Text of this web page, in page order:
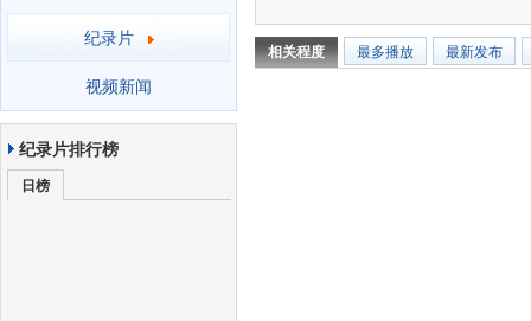
纪录片
视频新闻
纪录片排行榜
日榜
相关程度 最多播放 最新发布